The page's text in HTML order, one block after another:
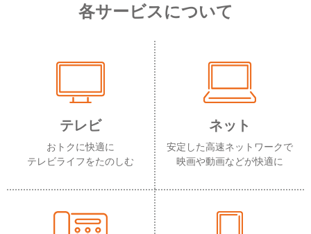
各サービスについて
テレビ
おトクに快適に
テレビライフをたのしむ
ネット
安定した高速ネットワークで
映画や動画などが快適に